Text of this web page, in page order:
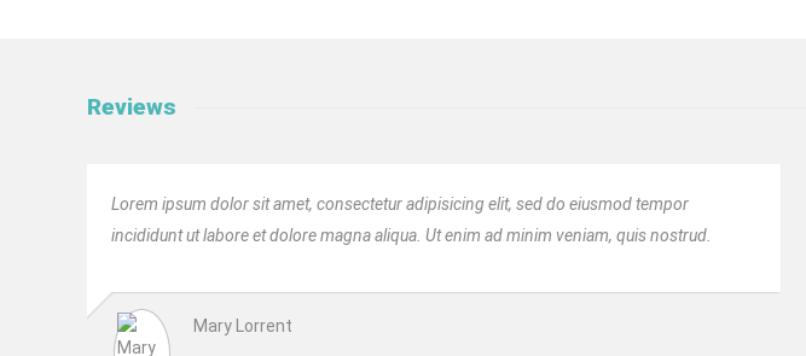
Reviews
Lorem ipsum dolor sit amet, consectetur adipisicing elit, sed do eiusmod tempor
incididunt ut labore et dolore magna aliqua. Ut enim ad minim veniam, quis nostrud.
Mary Lorrent